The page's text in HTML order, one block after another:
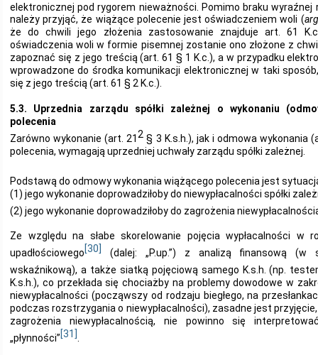
elektronicznej pod rygorem nieważności. Pomimo braku wyraźnej
należy przyjąć, że wiążące polecenie jest oświadczeniem woli (
że do chwili jego złożenia zastosowanie znajduje art. 61
oświadczenia woli w formie pisemnej zostanie ono złożone z
zapoznać się z jego treścią (art. 61 § 1 K.c.), a w przypadku
wprowadzone do środka komunikacji elektronicznej w taki
się z jego treścią (art. 61 § 2 K.c.).
5.3. Uprzednia zarządu spółki zależnej o wykonaniu
polecenia
Zarówno wykonanie (art. 212 § 3 K.s.h.), jak i odmowa wykonania
polecenia, wymagają uprzedniej uchwały zarządu spółki zależnej.
Podstawą do odmowy wykonania wiążącego polecenia jest
(1) jego wykonanie doprowadziłoby do niewypłacalności spółki
(2) jego wykonanie doprowadziłoby do zagrożenia
Ze względu na słabe skorelowanie pojęcia wypłacalności w
upadłościowego[30]
(dalej: „P.up.”) z analizą finansową (w
wskaźnikową), a także siatką pojęciową samego K.s.h. (np.
K.s.h.), co przekłada się chociażby na problemy dowodowe w
niewypłacalności (począwszy od rodzaju biegłego, na
podczas rozstrzygania o niewypłacalności), zasadne jest
zagrożenia niewypłacalnością, nie powinno się
„płynności”[31]